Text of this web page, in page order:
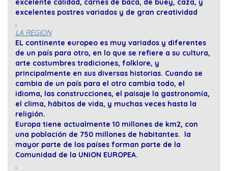
excelente calidad, carnes de baca, de buey, caza, y
excelentes postres variados y de gran creatividad
.
LA REGION
EL continente europeo es muy variados y diferentes
de un país para otro, en lo que se refiere a su cultura,
arte costumbres tradiciones, folklore, y
principalmente en sus diversas historias. Cuando se
cambia de un país para el otro cambia todo, el
idioma, las construcciones, el paisaje la gastronomía,
el clima, hábitos de vida, y muchas veces hasta la
religión.
Europa tiene actualmente 10 millones de km2, con
una población de 750 millones de habitantes. la
mayor parte de los países forman parte de la
Comunidad de la UNION EUROPEA.
.